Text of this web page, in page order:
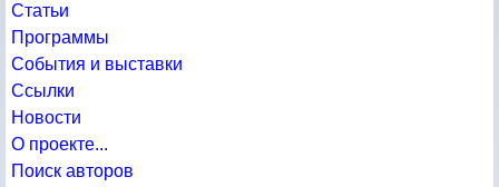
Статьи
Программы
События и выставки
Ссылки
Новости
О проекте...
Поиск авторов